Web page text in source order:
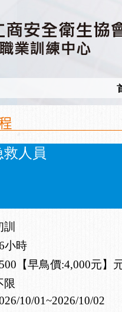
救人員
小時
【早鳥價:4,000元】
限
10/01~2026/10/02